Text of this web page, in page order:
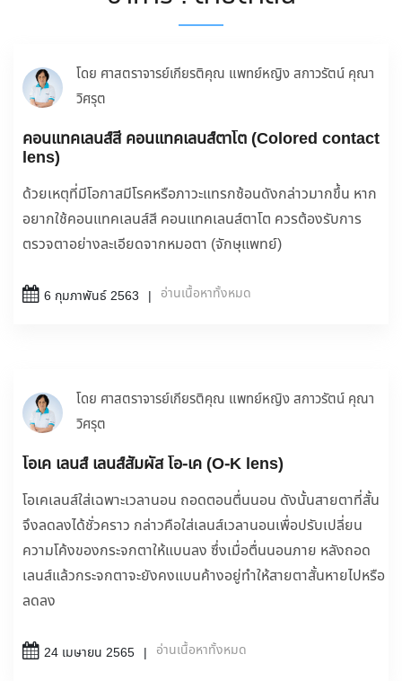
โดย ศาสตราจารย์เกียรติคุณ แพทย์หญิง สกาวรัตน์ คุณา
วิศรุต
คอนแทคเลนส์สี คอนแทคเลนส์ตาโต (Colored contact
lens)
ด้วยเหตุที่มีโอกาสมีโรคหรือภาวะแทรกซ้อนดังกล่าวมากขึ้น หาก
อยากใช้คอนแทคเลนส์สี คอนแทคเลนส์ตาโต ควรต้องรับการ
ตรวจตาอย่างละเอียดจากหมอตา (จักษุแพทย์)
6 กุมภาพันธ์ 2563 อ่านเนื้อหาทั้งหมด
โดย ศาสตราจารย์เกียรติคุณ แพทย์หญิง สกาวรัตน์ คุณา
วิศรุต
โอเค เลนส์ เลนส์สัมผัส โอ-เค (O-K lens)
โอเคเลนส์ใส่เฉพาะเวลานอน ถอดตอนตื่นนอน ดังนั้นสายตาที่สั้น
จึงลดลงได้ชั่วคราว กล่าวคือใส่เลนส์เวลานอนเพื่อปรับเปลี่ยน
ความโค้งของกระจกตาให้แบนลง ซึ่งเมื่อตื่นนอนภาย หลังถอด
เลนส์แล้วกระจกตาจะยังคงแบนค้างอยู่ทำให้สายตาสั้นหายไปหรือ
ลดลง
24 เมษายน 2565 อ่านเนื้อหาทั้งหมด